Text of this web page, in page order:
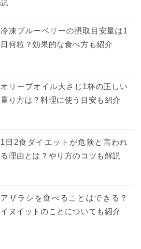
説
冷凍ブルーベリーの摂取目安量は1
日何粒？効果的な食べ方も紹介
オリーブオイル大さじ1杯の正しい
量り方は？料理に使う目安も紹介
1日2食ダイエットが危険と言われ
る理由とは？やり方のコツも解説
アザラシを食べることはできる？
イヌイットのことについても紹介